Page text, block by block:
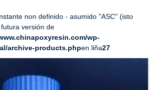
non definido - asumido "ASC" (isto
versión de
wp-
archive-products.phpen liña27